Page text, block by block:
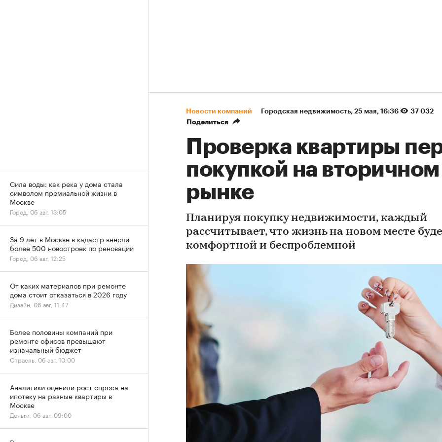
Новости компаний Городская недвижимость⁠, 25 мая, 16:36
37 032
Поделиться
Проверка квартиры
покупкой на вторичном
рынке
Планируя покупку недвижимости, каждый
рассчитывает, что жизнь на новом месте
комфортной и беспроблемной
Сила воды: как река у дома стала
символом премиальной жизни в
Москве
Город, 06 авг, 13:05
За 9 лет в Москве в кадастр внесли
более 500 новостроек по реновации
Город, 06 авг, 12:25
От каких материалов при ремонте
дома стоит отказаться в 2026 году
Дизайн, 06 авг, 11:47
Более половины компаний при
ремонте офисов превышают
изначальный бюджет
Отрасль, 06 авг, 10:00
Аналитики оценили рост спроса на
ипотеку на разные квартиры в
Москве
Деньги, 06 авг, 09:00